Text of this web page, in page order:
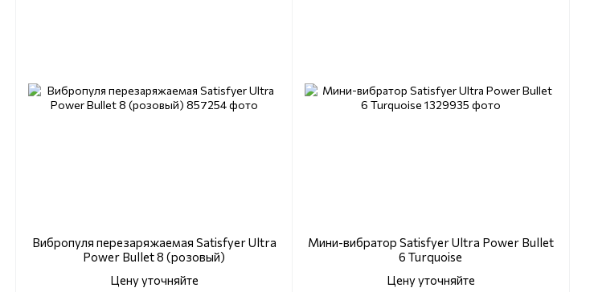
Вибропуля перезаряжаемая Satisfyer Ultra
Power Bullet 8 (розовый)
Цену уточняйте
Мини-вибратор Satisfyer Ultra Power Bullet
6 Turquoise
Цену уточняйте